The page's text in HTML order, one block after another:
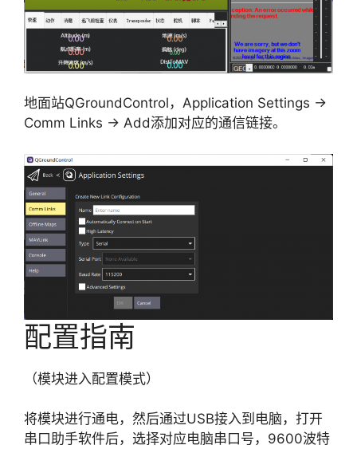
地面站QGroundControl，Application Settings ->
Comm Links -> Add添加对应的通信链接。
配置指南
（模块进入配置模式）
将模块进行通电，然后通过USB接入到电脑，打开
串口助手软件后，选择对应电脑串口号，9600波特